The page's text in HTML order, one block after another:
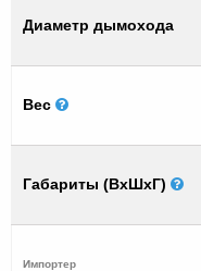
Диаметр дымохода
Вес
Габариты (ВхШхГ)
Импортер